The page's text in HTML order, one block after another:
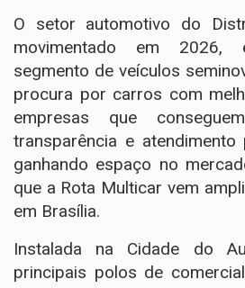
O setor automotivo do
movimentado em 2026,
segmento de veículos
procura por carros com
empresas que
transparência e atendimento
ganhando espaço no
que a Rota Multicar vem
em Brasília.
Instalada na Cidade do
principais polos de